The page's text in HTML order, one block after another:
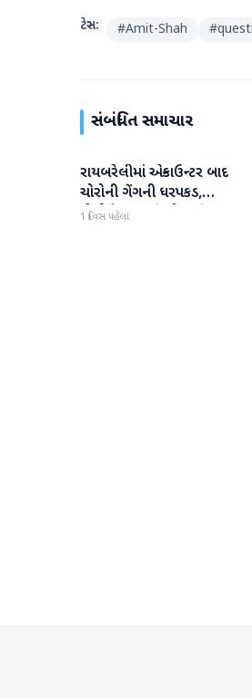
ટેગ્સ: #Amit-Shah #
સંબંધિત સમાચાર
રાષ્ટ્રીય
રાયબરેલીમાં એન્કાઉન્ટર બાદ
ચોરોની ગેંગની ધરપકડ,
પોલીસે 12.4 કિલો ચાંદીના
1 દિવસ પહેલા